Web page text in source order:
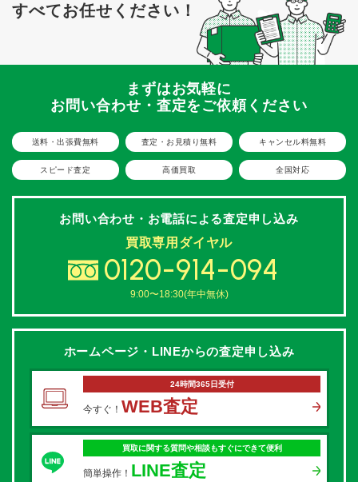
すべてお任せください！
まずはお気軽に
お問い合わせ・査定をご依頼ください
送料・出張費無料 査定・お見積り無料 キャンセル料無料
スピード査定 高価買取 全国対応
お問い合わせ・お電話による査定申し込み
買取専用ダイヤル
0120-914-094
9:00〜18:30(年中無休)
ホームページ・LINEからの査定申し込み
24時間365日受付
今すぐ！ WEB査定
買取に関する質問や相談もすぐにできて便利
簡単操作！ LINE査定